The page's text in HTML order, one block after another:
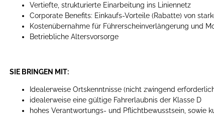
Vertiefte, strukturierte Einarbeitung ins Liniennetz
Corporate Benefits: Einkaufs-Vorteile (Rabatte) von
Kostenübernahme für Führerscheinverlängerung und
Betriebliche Altersvorsorge
SIE BRINGEN MIT:
Idealerweise Ortskenntnisse (nicht zwingend
idealerweise eine gültige Fahrerlaubnis der Klasse D
hohes Verantwortungs- und Pflichtbewusstsein, sowie